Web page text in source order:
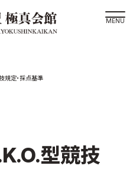
達総裁 紹介
奎館長 紹介
規定・採点基準
型競技